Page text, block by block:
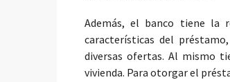
Además, el banco tiene la
características del
diversas ofertas. Al mismo
vivienda. Para otorgar el